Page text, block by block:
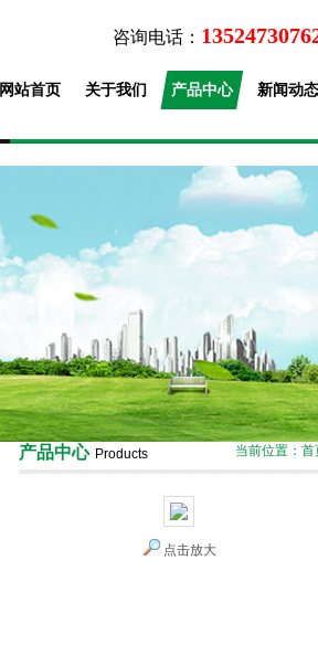
咨询电话：
网站首页 关于我们 产品中心 新闻动态
产品中心 Products 当前位置： 首
点击放大